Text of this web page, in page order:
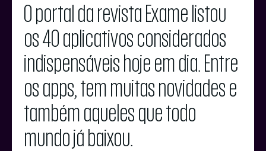
O portal da revista Exame listou
os 40 aplicativos considerados
indispensáveis hoje em dia. Entre
os apps, tem muitas novidades e
também aqueles que todo
mundo já baixou.